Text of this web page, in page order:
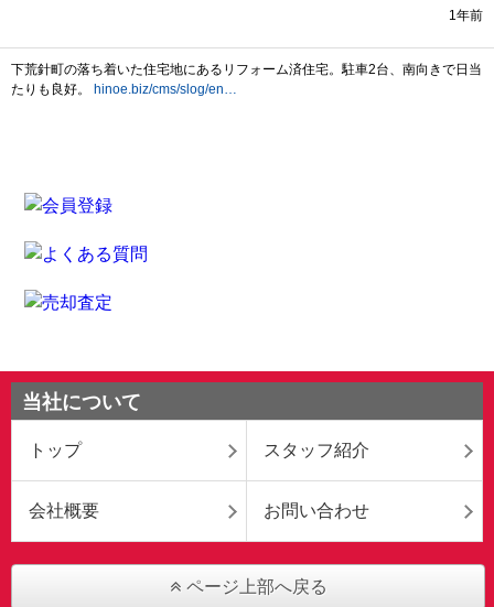
当社について
トップ スタッフ紹介
会社概要 お問い合わせ
ページ上部へ戻る